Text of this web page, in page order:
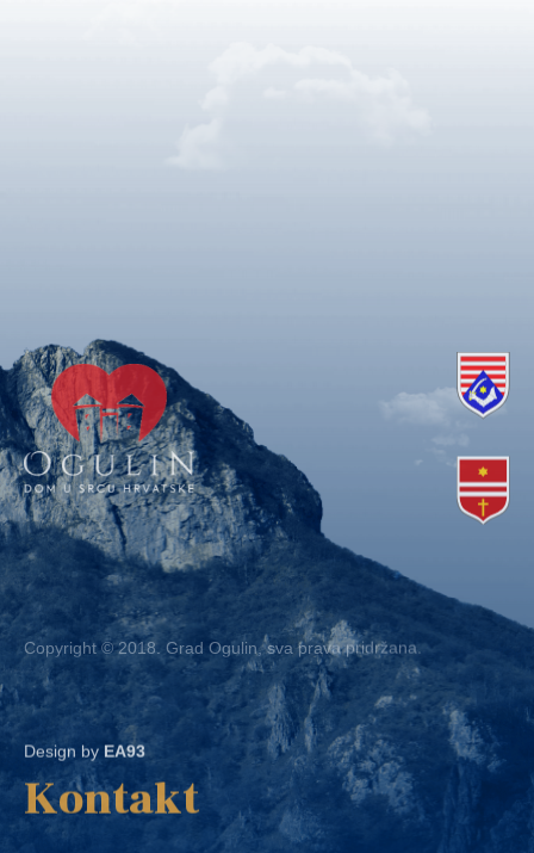
Copyright © 2018. Grad Ogulin, sva prava pridržana.
Design byEA93
Kontakt